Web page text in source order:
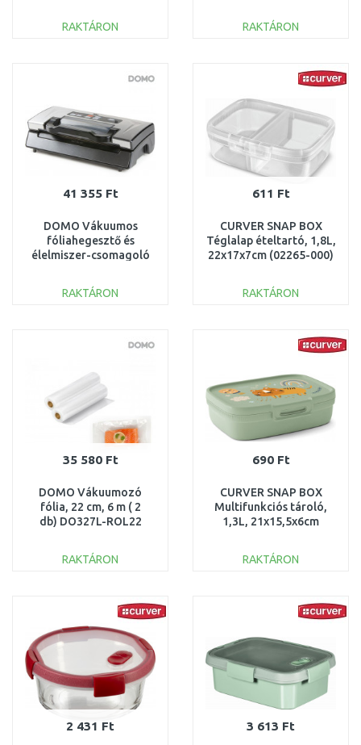
164807
RAKTÁRON
Összehasonlítás
RAKTÁRON
Összehasonlítás
41 355 Ft
DOMO Vákuumos
fóliahegesztő és
élelmiszer-csomagoló
RAKTÁRON
Összehasonlítás
611 Ft
CURVER SNAP BOX
Téglalap ételtartó, 1,8L,
22x17x7cm (02265-000)
RAKTÁRON
Összehasonlítás
35 580 Ft
DOMO Vákuumozó
fólia, 22 cm, 6 m ( 2
db) DO327L-ROL22
RAKTÁRON
Összehasonlítás
690 Ft
CURVER SNAP BOX
Multifunkciós tároló,
1,3L, 21x15,5x6cm
RAKTÁRON
Összehasonlítás
2 431 Ft 3 613 Ft